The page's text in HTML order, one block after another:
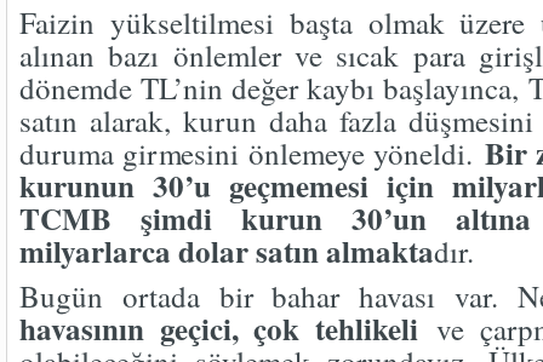
Faizin yükseltilmesi başta olmak üzere
alınan bazı önlemler ve sıcak para
dönemde TL’nin değer kaybı
satın alarak, kurun daha fazla düşmesini
duruma girmesini önlemeye yöneldi. Bir
kurunun 30’u geçmemesi için
TCMB şimdi kurun 30’un altına
milyarlarca dolar satın almaktadır.
Bugün ortada bir bahar havası var.
havasının geçici, çok tehlikeli ve